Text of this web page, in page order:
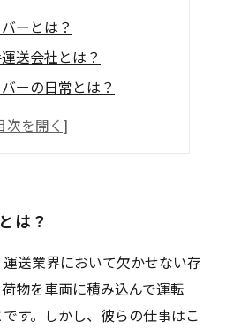
ーとは？
送会社とは？
ーの日常とは？
くメリットとは？
は？
送業界において欠かせない存
物を車両に積み込んで運転
す。しかし、彼らの仕事はこ